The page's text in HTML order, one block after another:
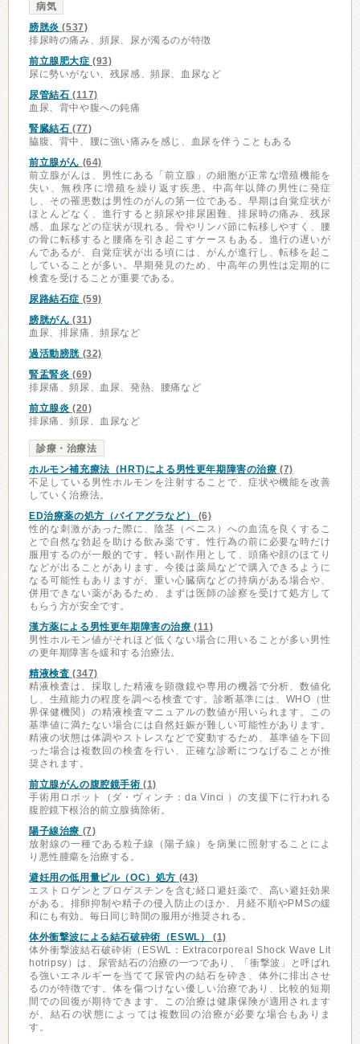
病気
膀胱炎 (537)
排尿時の痛み、頻尿、尿が濁るのが特徴
前立腺肥大症 (93)
尿に勢いがない、残尿感、頻尿、血尿など
尿管結石 (117)
血尿、背中や腹への鈍痛
腎臓結石 (77)
脇腹、背中、腰に強い痛みを感じ、血尿を伴うこともある
前立腺がん (64)
前立腺がんは、男性にある「前立腺」の細胞が正常な増殖機能を
失い、無秩序に増殖を繰り返す疾患。中高年以降の男性に発症
し、その罹患数は男性のがんの第一位である。早期は自覚症状が
ほとんどなく、進行すると頻尿や排尿困難、排尿時の痛み、残尿
感、血尿などの症状が現れる。骨やリンパ節に転移しやすく、腰
の骨に転移すると腰痛を引き起こすケースもある。進行の遅いが
んであるが、自覚症状が出る頃には、がんが進行し、転移を起こ
していることが多い。早期発見のため、中高年の男性は定期的に
検査を受けることが重要である。
尿路結石症 (59)
膀胱がん (31)
血尿、排尿痛、頻尿など
過活動膀胱 (32)
腎盂腎炎 (69)
排尿痛、頻尿、血尿、発熱、腰痛など
前立腺炎 (20)
排尿痛、頻尿、血尿など
診療・治療法
ホルモン補充療法（HRT)による男性更年期障害の治療 (7)
不足している男性ホルモンを注射することで、症状や機能を改善
していく治療法。
ED治療薬の処方（バイアグラなど）
(6)
性的な刺激があった際に、陰茎（ペニス）への血流を良くするこ
とで自然な勃起を助ける飲み薬です。性行為の前に必要な時だけ
服用するのが一般的です。軽い副作用として、頭痛や顔のほてり
などが出ることがあります。今後は薬局などで購入できるように
なる可能性もありますが、重い心臓病などの持病がある場合や、
併用できない薬があるため、まずは医師の診察を受けて処方して
もらう方が安全です。
漢方薬による男性更年期障害の治療 (11)
男性ホルモン値がそれほど低くない場合に用いることが多い男性
の更年期障害を緩和する治療法。
精液検査 (347)
精液検査は、採取した精液を顕微鏡や専用の機器で分析、数値化
し、生殖能力の程度を調べる検査です。診断基準には、WHO（世
界保健機関）の精液検査マニュアルの数値が用いられます。この
基準値に満たない場合には自然妊娠が難しい可能性があります。
精液の状態は体調やストレスなどで変動するため、基準値を下回
った場合は複数回の検査を行い、正確な診断につなげることが推
奨されます。
前立腺がんの腹腔鏡手術 (1)
手術用ロボット（ダ・ヴィンチ：da Vinci ）の支援下に行われる
腹腔鏡下根治的前立腺摘除術。
陽子線治療 (7)
放射線の一種である粒子線（陽子線）を病巣に照射することによ
り悪性腫瘍を治療する。
避妊用の低用量ピル（OC）処方 (43)
エストロゲンとプロゲスチンを含む経口避妊薬で、高い避妊効果
がある。排卵抑制や精子の侵入防止のほか、月経不順やPMSの緩
和にも有効。毎日同じ時間の服用が推奨される。
体外衝撃波による結石破砕術（ESWL）
(1)
体外衝撃波結石破砕術（ESWL：Extracorporeal Shock Wave Lit
hotripsy）は、尿管結石の治療の一つであり、「衝撃波」と呼ばれ
る強いエネルギーを当てて尿管内の結石を砕き、体外に排出させ
るのが特徴です。体を傷つけない優しい治療であり、比較的短期
間での回復が期待できます。この治療は健康保険が適用されます
が、結石の状態によっては複数回の治療が必要な場合もありま
す。